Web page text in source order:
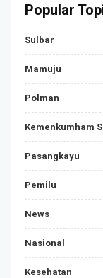
Popular
Sulbar
Mamuju
Polman
Kemenkumham
Pasangkayu
Pemilu
News
Nasional
Kesehatan